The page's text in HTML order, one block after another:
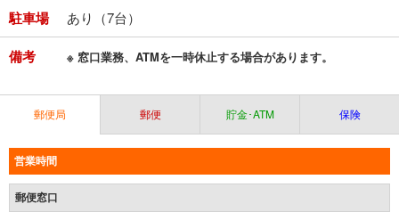
駐車場 あり（7台）
備考 ※ 窓口業務、ATMを一時休止する場合があります。
郵便局 郵便 貯金･ATM 保険
営業時間
郵便窓口